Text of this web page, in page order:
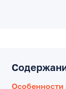
Особенности